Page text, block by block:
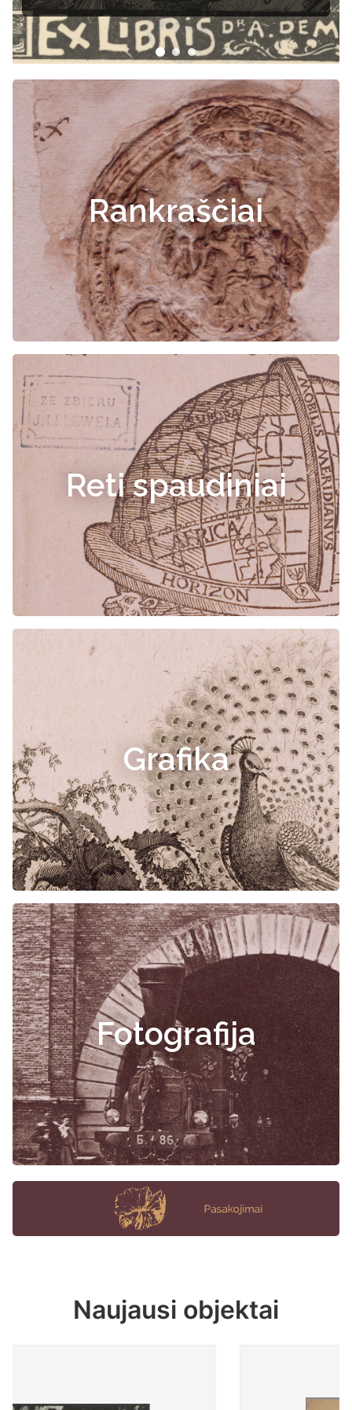
Rankraščiai
Reti spaudiniai
Grafika
Fotografija
Naujausi objektai